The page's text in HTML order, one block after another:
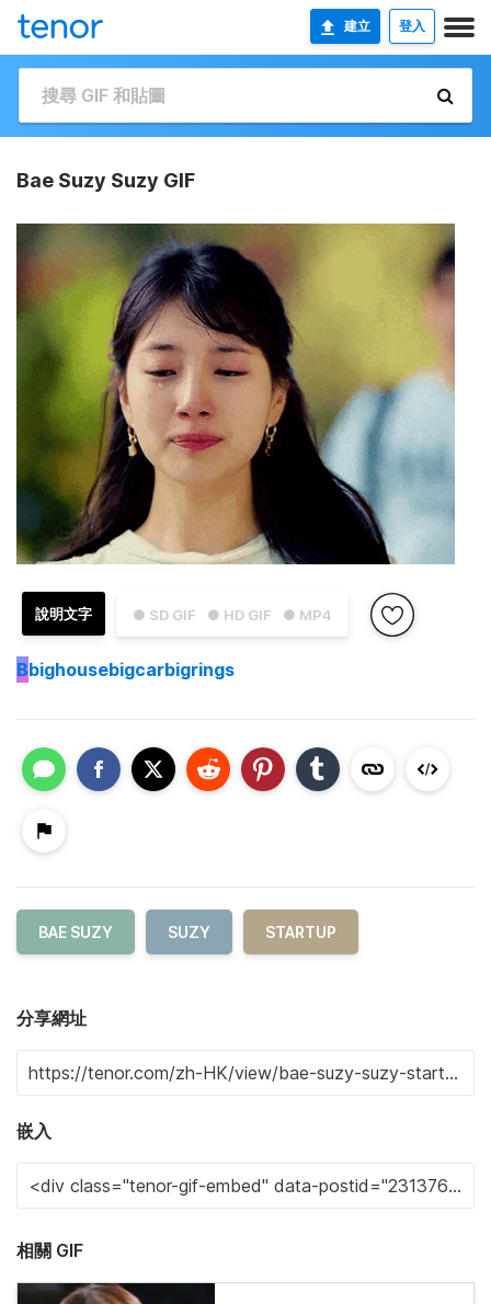
建立 登入
Bae Suzy Suzy GIF
● SD GIF ● HD GIF ● MP4
說明文字
Bbighousebigcarbigrings
BAE SUZY SUZY STARTUP
分享網址
嵌入
相關 GIF